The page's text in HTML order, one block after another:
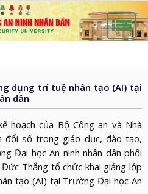
list
dụng trí tuệ nhân tạo (AI) tại
dân
hoạch của Bộ Công an và Nhà
đổi số trong giáo dục, đào tạo,
Đại học An ninh nhân dân phối
Thắng tổ chức khai giảng lớp
tạo (AI) tại Trường Đại học An